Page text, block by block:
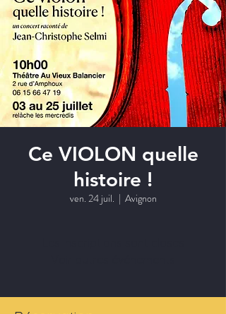
Ce VIOLON quelle
histoire !
ven. 24 juil.
  |
Avignon